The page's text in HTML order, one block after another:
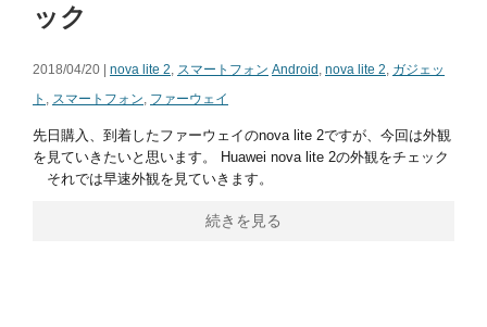
ック
2018/04/20 | nova lite 2, スマートフォン Android , nova lite 2, ガジェッ
ト , スマートフォン, ファーウェイ
先日購入、到着したファーウェイのnova lite 2ですが、今回は外観
を見ていきたいと思います。 Huawei nova lite 2の外観をチェック
それでは早速外観を見ていきます。
続きを見る